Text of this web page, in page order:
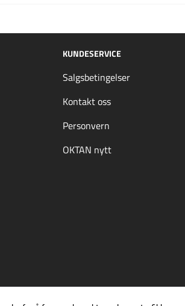
KUNDESERVICE
Salgsbetingelser
Kontakt oss
Personvern
OKTAN nytt